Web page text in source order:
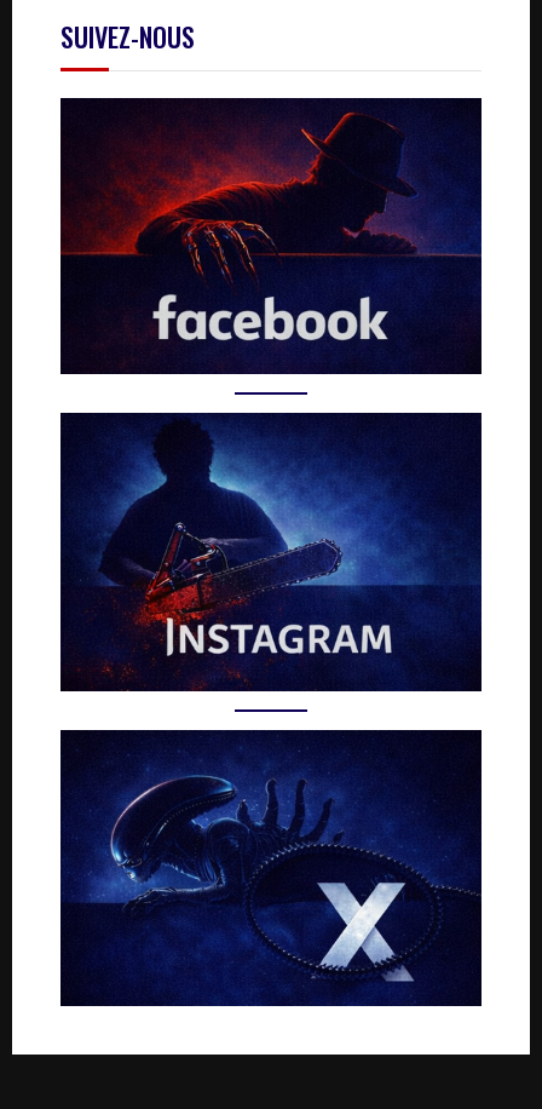
SUIVEZ-NOUS